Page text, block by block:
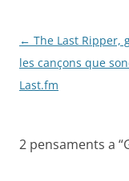
Navegació
per
les
← The Last Ripper,
les cançons que
Last.fm
2 pensaments a “